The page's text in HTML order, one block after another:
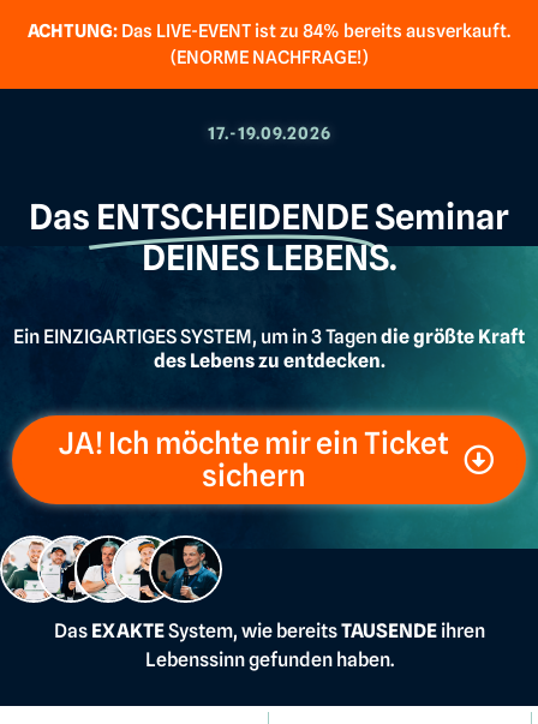
ACHTUNG: Das LIVE-EVENT ist zu 84% bereits ausverkauft.
(ENORME NACHFRAGE!)
17.-19.09.2026
Das ENTSCHEIDENDESeminar
DEINES LEBENS.
Ein EINZIGARTIGES SYSTEM, um in 3 Tagendie größte Kraft
des Lebens zu entdecken.
JA! Ich möchte mir ein Ticket
sichern
Das EXAKTESystem, wie bereitsTAUSENDEihren
Lebenssinn gefunden haben.